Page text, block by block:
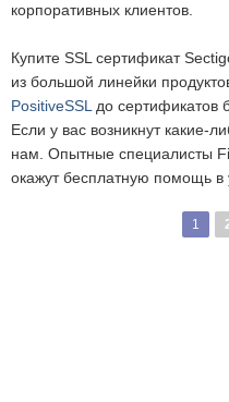
корпоративных клиентов.
Купите SSL сертификат
из большой линейки
PositiveSSL до сертификатов
Если у вас возникнут какие-
нам. Опытные специалисты
окажут бесплатную помощь в
1